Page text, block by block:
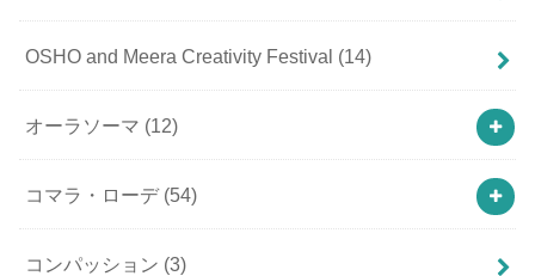
OSHO and Meera Creativity Festival (14)
オーラソーマ (12)
コマラ・ローデ (54)
コンパッション (3)